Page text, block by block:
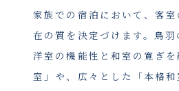
家族での宿泊において、客
在の質を決定づけます。鳥羽
洋室の機能性と和室の寛ぎ
室」や、広々とした「本格